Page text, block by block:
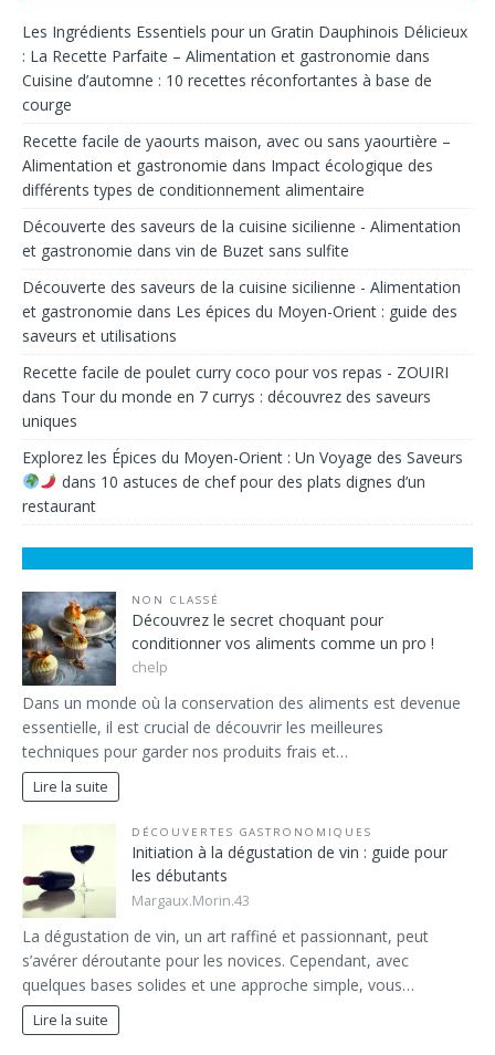
Les Ingrédients Essentiels pour un Gratin Dauphinois Délicieux
: La Recette Parfaite – Alimentation et gastronomie dans
Cuisine d’automne : 10 recettes réconfortantes à base de
courge
Recette facile de yaourts maison, avec ou sans yaourtière –
Alimentation et gastronomie dans Impact écologique des
différents types de conditionnement alimentaire
Découverte des saveurs de la cuisine sicilienne - Alimentation
et gastronomie dans vin de Buzet sans sulfite
Découverte des saveurs de la cuisine sicilienne - Alimentation
et gastronomie dans Les épices du Moyen-Orient : guide des
saveurs et utilisations
Recette facile de poulet curry coco pour vos repas - ZOUIRI
dans Tour du monde en 7 currys : découvrez des saveurs
uniques
Explorez les Épices du Moyen-Orient : Un Voyage des Saveurs
dans 10 astuces de chef pour des plats dignes d’un
restaurant
NON CLASSÉ
Découvrez le secret choquant pour
conditionner vos aliments comme un pro !
chelp
Dans un monde où la conservation des aliments est devenue
essentielle, il est crucial de découvrir les meilleures
techniques pour garder nos produits frais et…
Lire la suite
DÉCOUVERTES GASTRONOMIQUES
Initiation à la dégustation de vin : guide pour
les débutants
Margaux.Morin.43
La dégustation de vin, un art raffiné et passionnant, peut
s’avérer déroutante pour les novices. Cependant, avec
quelques bases solides et une approche simple, vous…
Lire la suite